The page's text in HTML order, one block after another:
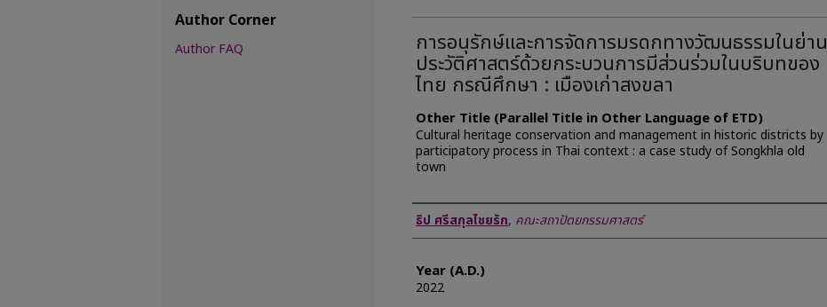
การอนุรักษ์และการจัดการมรดกทางวัฒนธรรมในย่าน
ประวัติศาสตร์ด้วยกระบวนการมีส่วนร่วมในบริบทของ
ไทย กรณีศึกษา : เมืองเก่าสงขลา
Other Title (Parallel Title in Other Language of ETD)
Cultural heritage conservation and management in historic districts by
participatory process in Thai context : a case study of Songkhla old
town
Author
ธิป ศรีสกุลไชยรัก, คณะสถาปัตยกรรมศาสตร์
Year (A.D.)
2022
Author Corner
Author FAQ